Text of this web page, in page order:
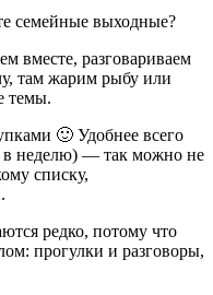
семейные выходные?
вместе, разговариваем
там жарим рыбу или
темы.
🙂 Удобнее всего
в неделю) — так можно не
списку,
редко, потому что
прогулки и разговоры,